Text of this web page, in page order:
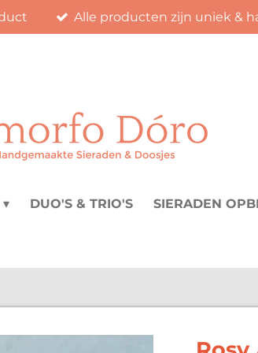
Alle producten zijn uniek &
DUO'S & TRIO'S SIERADEN